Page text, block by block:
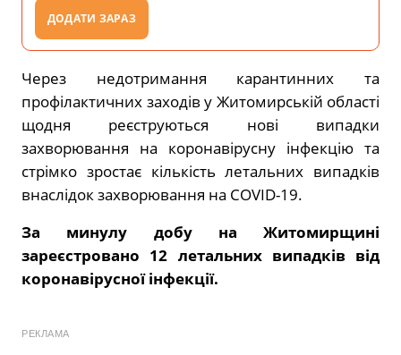
ДОДАТИ ЗАРАЗ
Через недотримання карантинних та
профілактичних заходів у Житомирській області
щодня реєструються нові випадки
захворювання на коронавірусну інфекцію та
стрімко зростає кількість летальних випадків
внаслідок захворювання на COVID-19.
За минулу добу на Житомирщині
зареєстровано 12 летальних випадків від
коронавірусної інфекції.
РЕКЛАМА